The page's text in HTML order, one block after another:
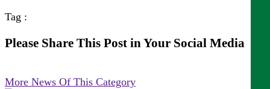
Tag :
Please Share This Post in Your Social Media
More News Of This Category